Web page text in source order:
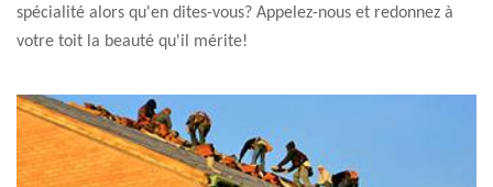
spécialité alors qu'en dites-vous? Appelez-nous et redonnez à
votre toit la beauté qu'il mérite!